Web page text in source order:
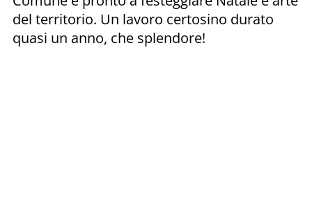
del territorio. Un lavoro certosino durato
quasi un anno, che splendore!